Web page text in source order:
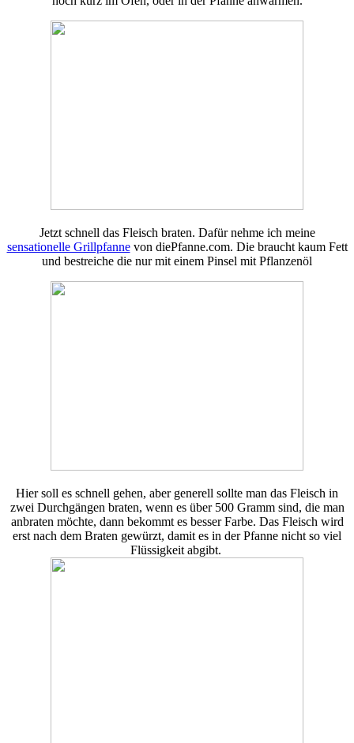
Jetzt schnell das Fleisch braten. Dafür nehme ich meine
sensationelle Grillpfannevon diePfanne.com. Die braucht kaum Fett
und bestreiche die nur mit einem Pinsel mit Pflanzenöl
Hier soll es schnell gehen, aber generell sollte man das Fleisch in
zwei Durchgängen braten, wenn es über 500 Gramm sind, die man
anbraten möchte, dann bekommt es besser Farbe. Das Fleisch wird
erst nach dem Braten gewürzt, damit es in der Pfanne nicht so viel
Flüssigkeit abgibt.